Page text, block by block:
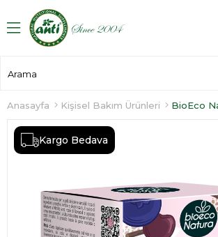
Anasayfa Kişisel Bakım Ürünleri
Kargo Bedava